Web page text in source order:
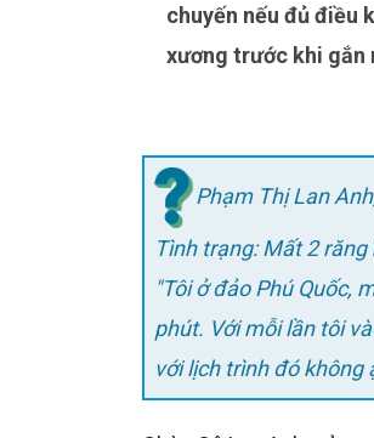
chuyến nếu đủ điều
xương trước khi gắn
Phạm Thị Lan
Tình trạng: Mất 2
"Tôi ở đảo Phú Quốc, muốn vào TP.HCM làm implant. Bay từ Phú Quốc vào TP.HCM mất khoảng 45
phút. Với mỗi lần tôi
với lịch trình đó không